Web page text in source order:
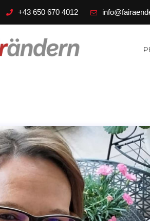
+43 650 670 4012